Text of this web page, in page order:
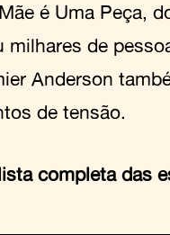
é Uma Peça,
milhares de
Anderson
de tensão.
completa das